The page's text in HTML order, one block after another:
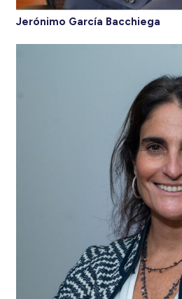
Jerónimo García Bacchiega